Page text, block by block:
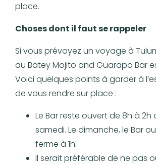
place.
Choses dont il faut se rappeler
Si vous prévoyez un voyage à
au Batey Mojito and Guarapo Bar
Voici quelques points à garder à
de vous rendre sur place :
Le Bar reste ouvert de 8h à 2h
samedi. Le dimanche, le Bar
ferme à 1h.
Il serait préférable de ne pas